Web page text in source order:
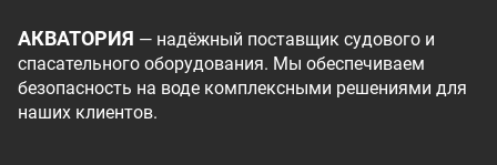
АКВАТОРИЯ — надёжный поставщик судового и
спасательного оборудования. Мы обеспечиваем
безопасность на воде комплексными решениями для
наших клиентов.